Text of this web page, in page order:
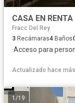
CASA EN
Fracc Del Rey
3 Recámaras4 Baños
·Acceso para
Actualizado hace
1 /19